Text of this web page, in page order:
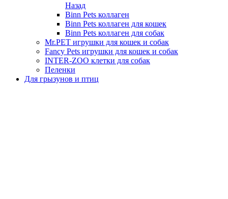
Назад
Binn Pets коллаген
Binn Pets коллаген для кошек
Binn Pets коллаген для собак
Mr.PET игрушки для кошек и собак
Fancy Pets игрушки для кошек и собак
INTER-ZOO клетки для собак
Пеленки
Для грызунов и птиц